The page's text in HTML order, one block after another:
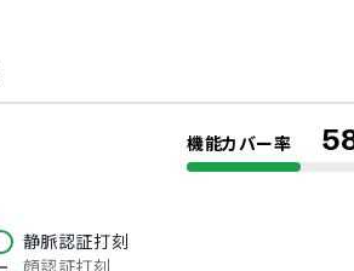
モバイルブラウザ（スマホブラウザ）対
応
機能カバー率
静脈認証打刻